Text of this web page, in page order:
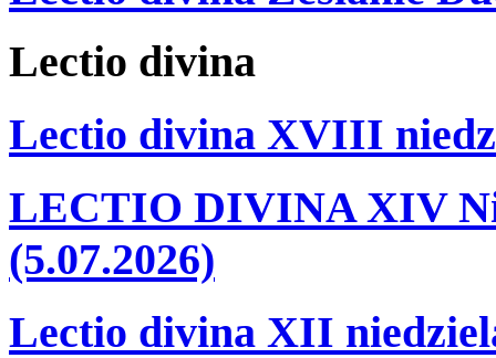
Lectio divina
Lectio divina XVIII
LECTIO DIVINA XIV
(5.07.2026)
Lectio divina XII